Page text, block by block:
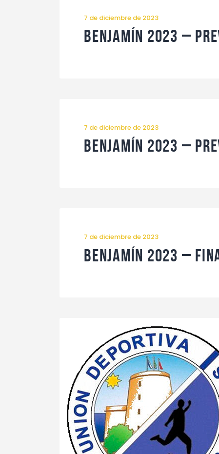
7 de diciembre de 2023
Benjamín 2023 –
7 de diciembre de 2023
Benjamín 2023 –
7 de diciembre de 2023
Benjamín 2023 –